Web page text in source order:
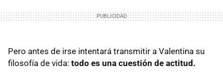
Pero antes de irse intentará transmitir a Valentina su
filosofía de vida: todo es una cuestión de actitud.